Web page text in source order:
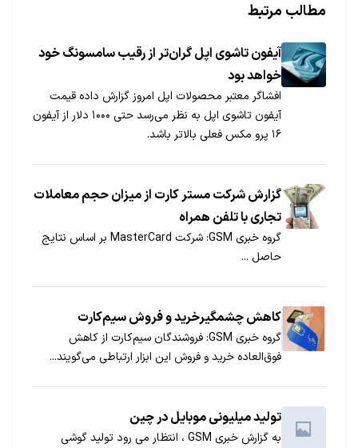
مطالب مرتبط
آیفون تاشوی اپل گران‌تر از رقیب سامسونگ خود
خواهد بود
افشاگر معتبر محصولات اپل امروز گزارش داده قیمت
آیفون تاشوی اپل به نظر می‌رسد حتی ۱۰۰۰ دلار از آیفون
۱۶ پرو مکس فعلی بالاتر باشد.
گزارش شرکت مستر کارت از میزان حجم معاملات
تجاری با تلفن همراه
گروه خبری GSM: شرکت MasterCard بر اساس نتایج
حاصل ...
کاهش چشمگیرخرید و فروش سیم‌کارت
گروه خبری GSM: فروشندگان سیم‌کارت از کاهش
فوق‌العاده خرید و فروش این ابزار ارتباطی می‌گویند...
تولید میلیونی موبایل در چین
به گزارش خبری GSM ، انتظار می رود تولید گوشی